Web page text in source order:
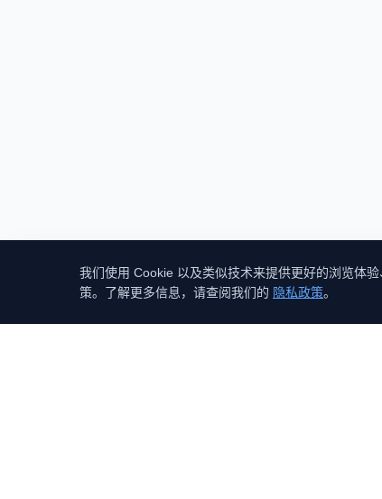
我们使用 Cookie 以及类似技术来提供更好的浏览体
策。了解更多信息，请查阅我们的 隐私政策。